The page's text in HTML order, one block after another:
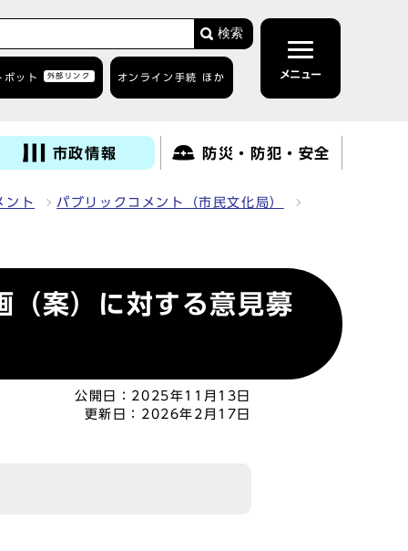
検索
ボット 外部リンク オンライン手続 ほか メニュー
市政情報 防災・防犯・安全
ント パブリックコメント（市民文化局）
（案）に対する意見募
公開日： 2025年11月13日
更新日： 2026年2月17日